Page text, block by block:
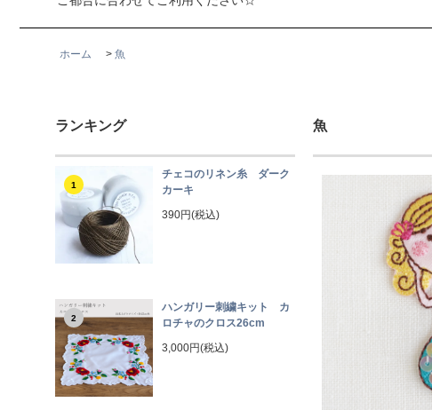
ホーム > 魚
ランキング
1
チェコのリネン糸 ダーク
カーキ
390円(税込)
2
ハンガリー刺繍キット カ
ロチャのクロス26cm
3,000円(税込)
魚